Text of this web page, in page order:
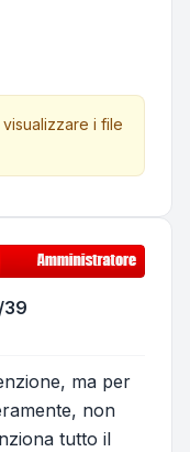
i file
39
ma per
non
tutto il